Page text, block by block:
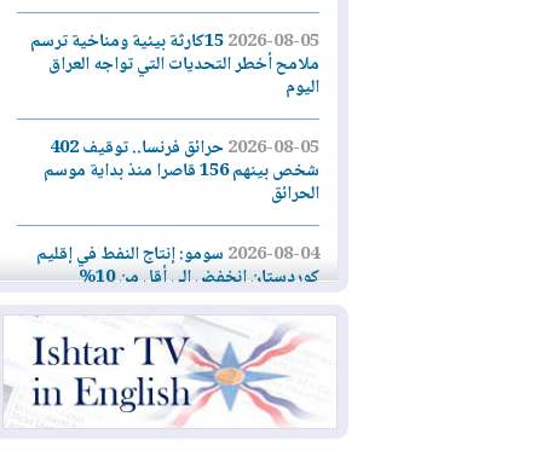
2026-08-05
15كارثة بيئية ومناخية ترسم
ملامح أخطر التحديات التي تواجه العراق
اليوم
2026-08-05
حرائق فرنسا.. توقيف 402
شخص بينهم 156 قاصرا منذ بداية موسم
الحرائق
2026-08-04سومو: إنتاج النفط في إقليم
كوردستان انخفض إلى أقل من 10%
2026-08-04 ملفات حقبة الكاظمي تعود إلى
الواجهة.. أنباء عن مراجعات قضائية
وتحقيقات أوسع في قضايا فساد